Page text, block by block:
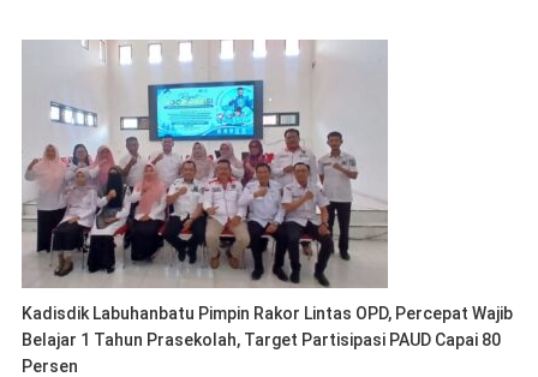
Kadisdik Labuhanbatu Pimpin Rakor Lintas OPD, Percepat Wajib
Belajar 1 Tahun Prasekolah, Target Partisipasi PAUD Capai 80
Persen